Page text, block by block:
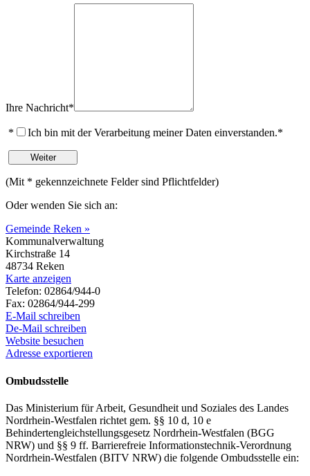
Ihre Nachricht*
* Ich bin mit der Verarbeitung meiner Daten einverstanden.*
(Mit * gekennzeichnete Felder sind Pflichtfelder)
Oder wenden Sie sich an:
Gemeinde Reken »
Kommunalverwaltung
Kirchstraße 14
48734 Reken
Karte anzeigen
Telefon: 02864/944-0
Fax: 02864/944-299
E-Mail schreiben
De-Mail schreiben
Website besuchen
Adresse exportieren
Ombudsstelle
Das Ministerium für Arbeit, Gesundheit und Soziales des Landes
Nordrhein-Westfalen richtet gem. §§ 10 d, 10 e
Behindertengleichstellungsgesetz Nordrhein-Westfalen (BGG
NRW) und §§ 9 ff. Barrierefreie Informationstechnik-Verordnung
Nordrhein-Westfalen (BITV NRW) die folgende Ombudsstelle ein: